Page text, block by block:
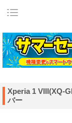
Xperia 1 VIII(XQ-
バー